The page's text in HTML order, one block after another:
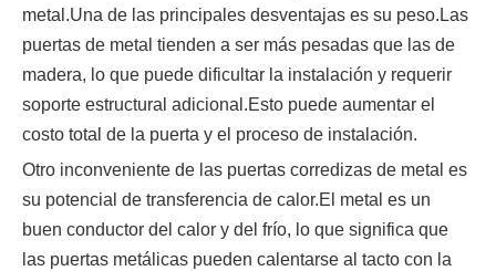
metal.Una de las principales desventajas es su peso.Las
puertas de metal tienden a ser más pesadas que las de
madera, lo que puede dificultar la instalación y requerir
soporte estructural adicional.Esto puede aumentar el
costo total de la puerta y el proceso de instalación.
Otro inconveniente de las puertas corredizas de metal es
su potencial de transferencia de calor.El metal es un
buen conductor del calor y del frío, lo que significa que
las puertas metálicas pueden calentarse al tacto con la